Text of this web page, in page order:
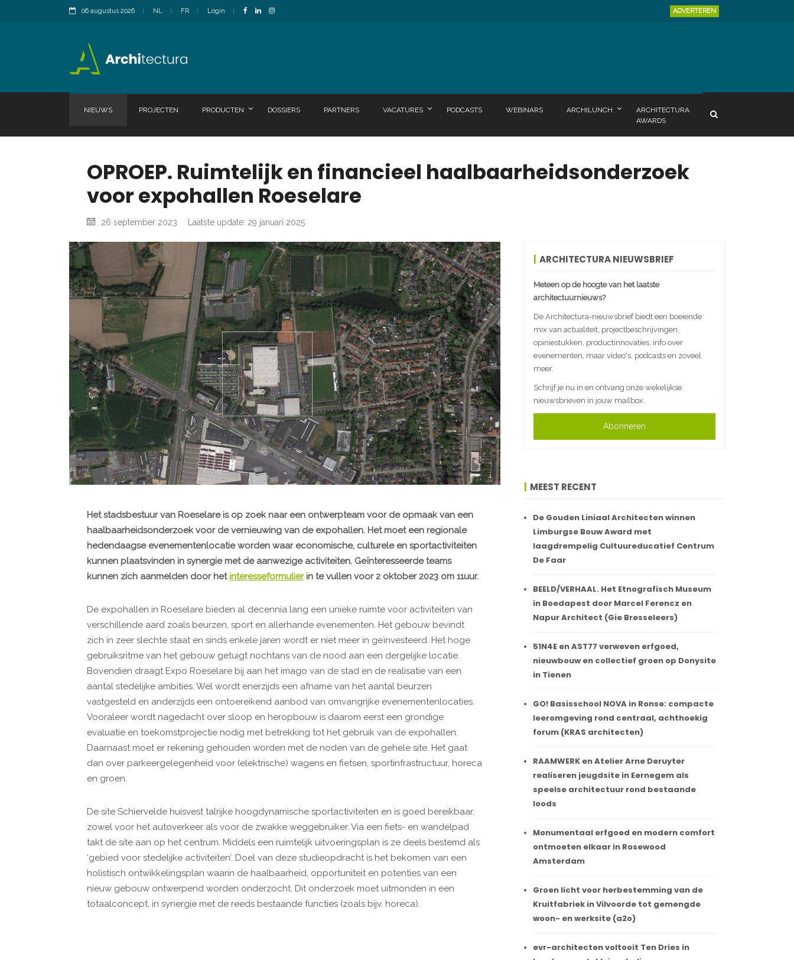
06 augustus 2026 NL FR Login ADVERTEREN
NIEUWS PROJECTEN PRODUCTEN DOSSIERS PARTNERS VACATURES PODCASTS WEBINARS ARCHILUNCH
ARCHITECTURA
AWARDS
OPROEP. Ruimtelijk en financieel haalbaarheidsonderzoek
voor expohallen Roeselare
26 september 2023 Laatste update: 29 januari 2025
Het stadsbestuur van Roeselare is op zoek naar een ontwerpteam voor de opmaak van een
haalbaarheidsonderzoek voor de vernieuwing van de expohallen. Het moet een regionale
hedendaagse evenementenlocatie worden waar economische, culturele en sportactiviteiten
kunnen plaatsvinden in synergie met de aanwezige activiteiten. Geïnteresseerde teams
kunnen zich aanmelden door hetinteresseformulierin te vullen voor 2 oktober 2023 om 11uur.
De expohallen in Roeselare bieden al decennia lang een unieke ruimte voor activiteiten van
verschillende aard zoals beurzen, sport en allerhande evenementen. Het gebouw bevindt
zich in zeer slechte staat en sinds enkele jaren wordt er niet meer in geïnvesteerd. Het hoge
gebruiksritme van het gebouw getuigt nochtans van de nood aan een dergelijke locatie.
Bovendien draagt Expo Roeselare bij aan het imago van de stad en de realisatie van een
aantal stedelijke ambities. Wel wordt enerzijds een afname van het aantal beurzen
vastgesteld en anderzijds een ontoereikend aanbod van omvangrijke evenementenlocaties.
Vooraleer wordt nagedacht over sloop en heropbouw is daarom eerst een grondige
evaluatie en toekomstprojectie nodig met betrekking tot het gebruik van de expohallen.
Daarnaast moet er rekening gehouden worden met de noden van de gehele site. Het gaat
dan over parkeergelegenheid voor (elektrische) wagens en fietsen, sportinfrastructuur, horeca
en groen.
De site Schiervelde huisvest talrijke hoogdynamische sportactiviteiten en is goed bereikbaar,
zowel voor het autoverkeer als voor de zwakke weggebruiker. Via een fiets- en wandelpad
takt de site aan op het centrum. Middels een ruimtelijk uitvoeringsplan is ze deels bestemd als
‘gebied voor stedelijke activiteiten’. Doel van deze studieopdracht is het bekomen van een
holistisch ontwikkelingsplan waarin de haalbaarheid, opportuniteit en potenties van een
nieuw gebouw ontwerpend worden onderzocht. Dit onderzoek moet uitmonden in een
totaalconcept, in synergie met de reeds bestaande functies (zoals bijv. horeca).
ARCHITECTURA NIEUWSBRIEF
Meteen op de hoogte van het laatste
architectuurnieuws?
De Architectura-nieuwsbrief biedt een boeiende
mix van actualiteit, projectbeschrijvingen,
opiniestukken, productinnovaties, info over
evenementen, maar video's, podcasts en zoveel
meer.
Schrijf je nu in en ontvang onze wekelijkse
nieuwsbrieven in jouw mailbox.
Abonneren
MEEST RECENT
De Gouden Liniaal Architecten winnen
Limburgse Bouw Award met
laagdrempelig Cultuureducatief Centrum
De Faar
BEELD/VERHAAL. Het Etnografisch Museum
in Boedapest door Marcel Ferencz en
Napur Architect (Gie Bresseleers)
51N4E en AST77 verweven erfgoed,
nieuwbouw en collectief groen op Donysite
in Tienen
GO! Basisschool NOVA in Ronse: compacte
leeromgeving rond centraal, achthoekig
forum (KRAS architecten)
RAAMWERK en Atelier Arne Deruyter
realiseren jeugdsite in Eernegem als
speelse architectuur rond bestaande
loods
Monumentaal erfgoed en modern comfort
ontmoeten elkaar in Rosewood
Amsterdam
Groen licht voor herbestemming van de
Kruitfabriek in Vilvoorde tot gemengde
woon- en werksite (a2o)
evr-architecten voltooit Ten Dries in